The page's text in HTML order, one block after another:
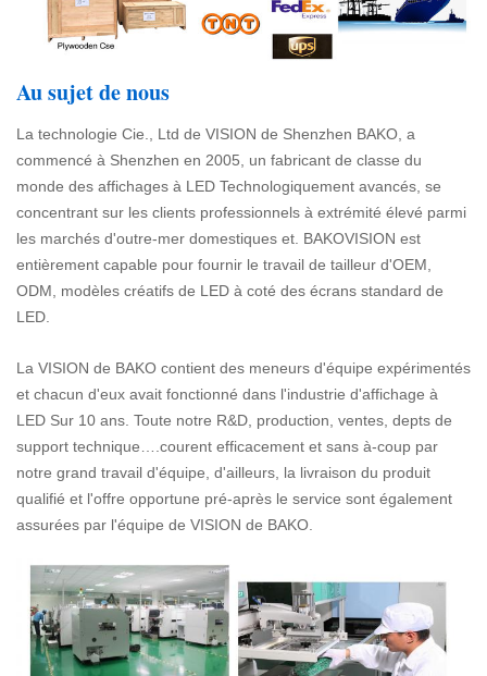
Au sujet de nous
La technologie Cie., Ltd de VISION de Shenzhen BAKO, a
commencé à Shenzhen en 2005, un fabricant de classe du
monde des affichages à LED Technologiquement avancés, se
concentrant sur les clients professionnels à extrémité élevé parmi
les marchés d'outre-mer domestiques et. BAKOVISION est
entièrement capable pour fournir le travail de tailleur d'OEM,
ODM, modèles créatifs de LED à coté des écrans standard de
LED.
La VISION de BAKO contient des meneurs d'équipe expérimentés
et chacun d'eux avait fonctionné dans l'industrie d'affichage à
LED Sur 10 ans. Toute notre R&D, production, ventes, depts de
support technique….courent efficacement et sans à-coup par
notre grand travail d'équipe, d'ailleurs, la livraison du produit
qualifié et l'offre opportune pré-après le service sont également
assurées par l'équipe de VISION de BAKO.